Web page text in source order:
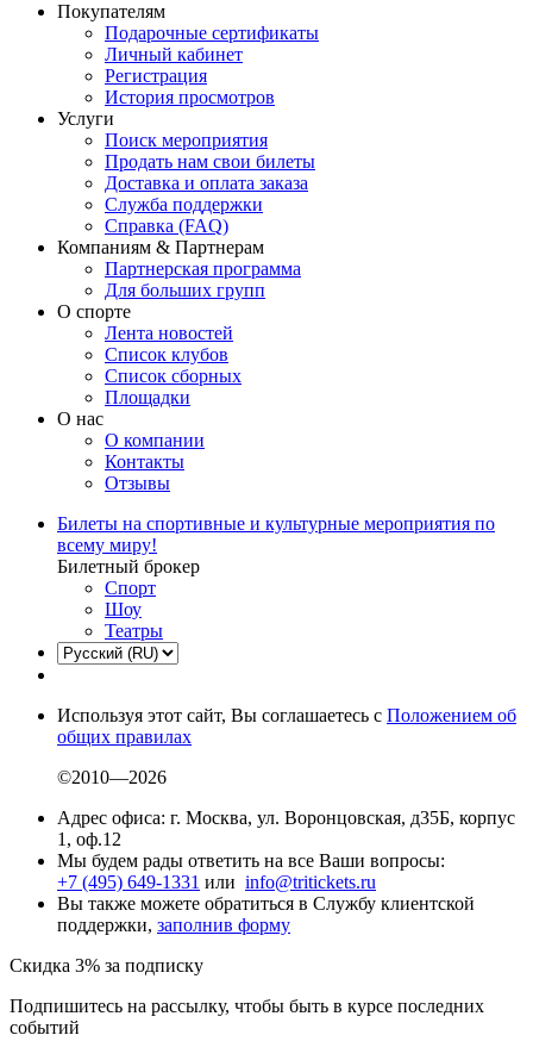
Покупателям
Подарочные сертификаты
Личный кабинет
Регистрация
История просмотров
Услуги
Поиск мероприятия
Продать нам свои билеты
Доставка и оплата заказа
Служба поддержки
Справка (FAQ)
Компаниям & Партнерам
Партнерская программа
Для больших групп
О спорте
Лента новостей
Список клубов
Список сборных
Площадки
О нас
О компании
Контакты
Отзывы
Билеты на спортивные и культурные мероприятия по
всему миру!
Билетный брокер
Спорт
Шоу
Театры
Используя этот сайт, Вы соглашаетесь с Положением об
общих правилах
©2010—2026
Адрес офиса: г. Москва, ул. Воронцовская, д35Б, корпус
1, оф.12
Мы будем рады ответить на все Ваши вопросы:
+7 (495) 649-1331 или info@tritickets.ru
Вы также можете обратиться в Службу клиентской
поддержки, заполнив форму
Скидка 3% за подписку
Подпишитесь на рассылку, чтобы быть в курсе последних
событий